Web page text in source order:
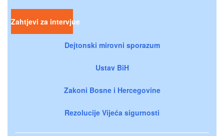
Zahtjevi za intervjue
Dejtonski mirovni sporazum
Ustav BiH
Zakoni Bosne i Hercegovine
Rezolucije Vijeća sigurnosti